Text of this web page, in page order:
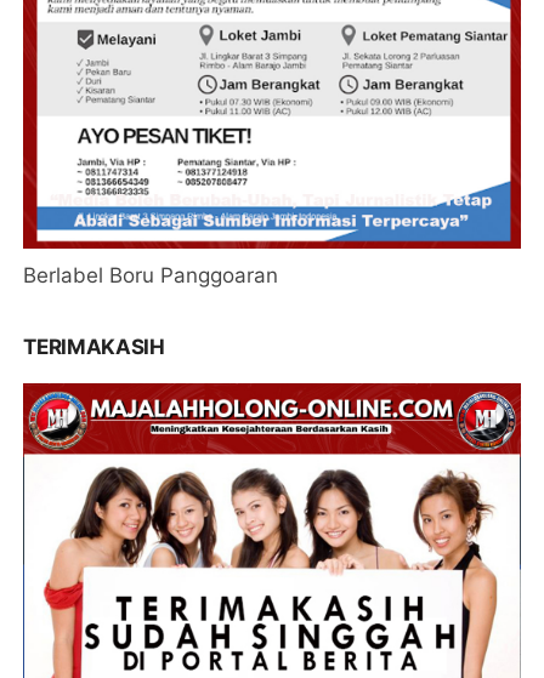
Berlabel Boru Panggoaran
TERIMAKASIH